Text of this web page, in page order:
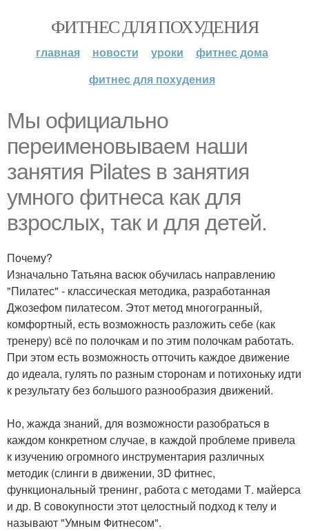
ФИТНЕС ДЛЯ ПОХУДЕНИЯ
главная новости уроки
фитнес дома
фитнес для похудения
Мы официально
переименовываем наши
занятия Pilates в занятия
умного фитнеса как для
взрослых, так и для детей.
Почему?
Изначально Татьяна васюк обучилась направлению
"Пилатес" - классическая методика, разработанная
Джозефом пилатесом. Этот метод многогранный,
комфортный, есть возможность разложить себе (как
тренеру) всё по полочкам и по этим полочкам работать.
При этом есть возможность отточить каждое движение
до идеала, гулять по разным сторонам и потихоньку идти
к результату без большого разнообразия движений.
Но, жажда знаний, для возможности разобраться в
каждом конкретном случае, в каждой проблеме привела
к изучению огромного инструментария различных
методик (слинги в движении, 3D фитнес,
функциональный тренинг, работа с методами Т. майерса
и др. В совокупности этот целостный подход к телу и
называют "Умным Фитнесом".